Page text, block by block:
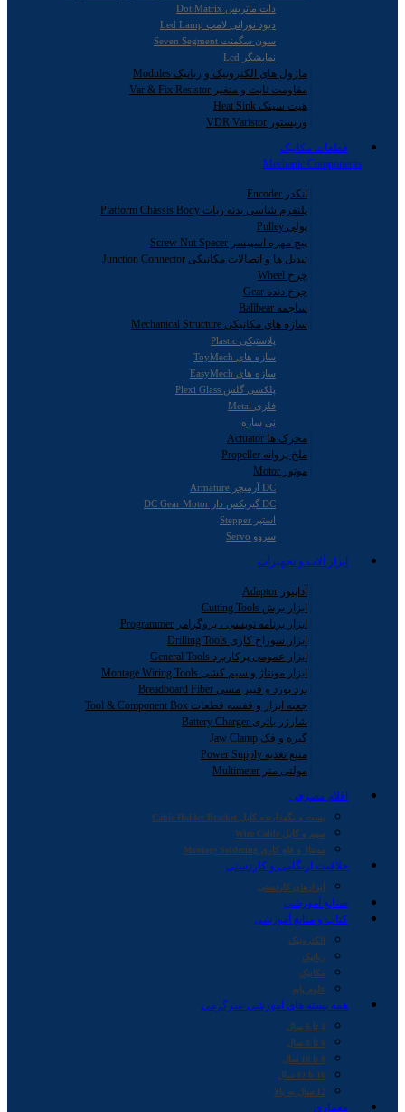
دات ماتریس Dot Matrix
دیود نورانی لامپ Led Lamp
سون سگمنت Seven Segment
نمایشگر Lcd
ماژول های الکترونیک و رباتیک Modules
مقاومت ثابت و متغیر Var & Fix Resistor
هیت سینک Heat Sink
وریستور VDR Varistor
قطعات مکانیک
Mechanic Components
انکدر Encoder
پلتفرم شاسی بدنه ربات Platform Chassis Body
پولی Pulley
پیچ مهره اسپیسر Screw Nut Spacer
تبدیل ها و اتصالات مکانیکی Junction Connector
چرخ Wheel
چرخ دنده Gear
ساچمه Ballbear
سازه های مکانیکی Mechanical Structure
پلاستیکی Plastic
سازه های ToyMech
سازه های EasyMech
پلکسی گلس Plexi Glass
فلزی Metal
نی سازه
محرک ها Actuator
ملخ پروانه Propeller
موتور Motor
DC آرمیچر Armature
DC گیربکس دار DC Gear Motor
استپر Stepper
سروو Servo
ابزار آلات و تجهیزات
آداپتور Adaptor
ابزار برش Cutting Tools
ابزار برنامه نویسی ، پروگرامر Programmer
ابزار سوراخ کاری Drilling Tools
ابزار عمومی پرکاربرد General Tools
ابزار مونتاژ و سیم کشی Montage Wiring Tools
برد بورد و فیبر مسی Breadboard Fiber
جعبه ابزار و قفسه قطعات Tool & Component Box
شارژر باتری Battery Charger
گیره و فک Jaw Clamp
منبع تغذیه Power Supply
مولتی متر Multimeter
اقلام مصرفی
بست و نگهدارنده کابل Cable Holder Bracket
سیم و کابل Wire Cable
مونتاژ و قلع کاری Montage Soldering
خلاقیت اریگامی و کاردستی
ابزارهای کاردستی
صنایع آموزشی
کتاب و منابع آموزشی
الکترونیک
رباتیک
مکانیک
علوم پایه
همه بسته های آموزشی-سرگرمی
4 تا 6 سال
6 تا 8 سال
8 تا 10 سال
10 تا 12 سال
12 سال به بالا
معماری